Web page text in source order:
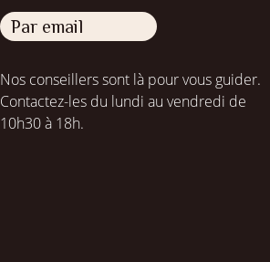
Par email
Nos conseillers sont là pour vous guider.
Contactez-les du lundi au vendredi de
10h30 à 18h.